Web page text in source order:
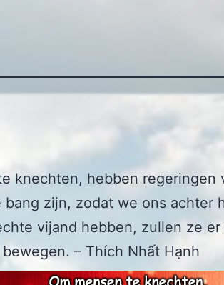
knechten, hebben regeringen
zijn, zodat we ons achter
vijand hebben, zullen ze
– Thích Nhất Hạnh